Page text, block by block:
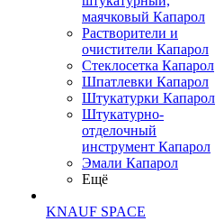
маячковый Капарол
Растворители и
очистители Капарол
Cтеклосетка Капарол
Шпатлевки Капарол
Штукатурки Капарол
Штукатурно-
отделочный
инструмент Капарол
Эмали Капарол
Ещё
KNAUF SPACE